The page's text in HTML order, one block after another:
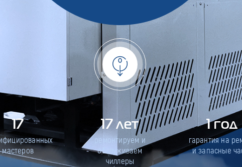
17
мастеров
17 лет
ремонтируем и
обслуживаем
чиллеры
1 год
гарантия на
и запасные